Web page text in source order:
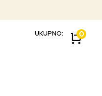
0
UKUPNO: